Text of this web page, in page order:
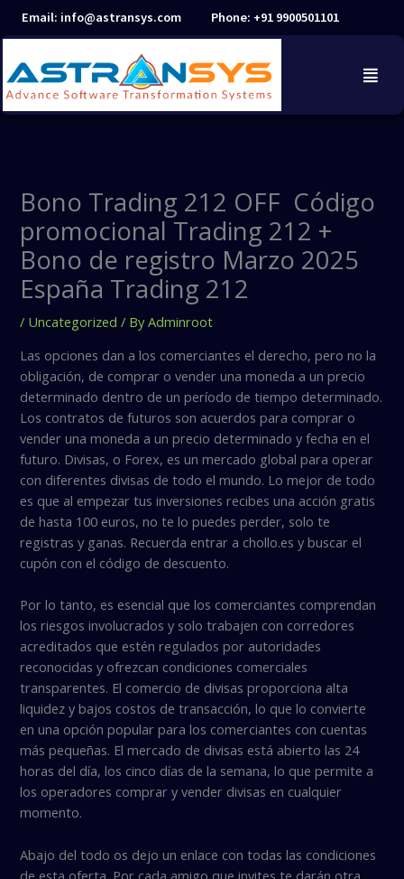
SkipEmail: info@astransys.com Phone: +91 9900501101
Bono Trading 212 OFF ️ Código
promocional Trading 212 +
Bono de registro Marzo 2025
España Trading 212
/ Uncategorized / ByAdminroot
Las opciones dan a los comerciantes el derecho, pero no la
obligación, de comprar o vender una moneda a un precio
determinado dentro de un período de tiempo determinado.
Los contratos de futuros son acuerdos para comprar o
vender una moneda a un precio determinado y fecha en el
futuro. Divisas, o Forex, es un mercado global para operar
con diferentes divisas de todo el mundo. Lo mejor de todo
es que al empezar tus inversiones recibes una acción gratis
de hasta 100 euros, no te lo puedes perder, solo te
registras y ganas. Recuerda entrar a chollo.es y buscar el
cupón con el código de descuento.
Por lo tanto, es esencial que los comerciantes comprendan
los riesgos involucrados y solo trabajen con corredores
acreditados que estén regulados por autoridades
reconocidas y ofrezcan condiciones comerciales
transparentes. El comercio de divisas proporciona alta
liquidez y bajos costos de transacción, lo que lo convierte
en una opción popular para los comerciantes con cuentas
más pequeñas. El mercado de divisas está abierto las 24
horas del día, los cinco días de la semana, lo que permite a
los operadores comprar y vender divisas en cualquier
momento.
Abajo del todo os dejo un enlace con todas las condiciones
de esta oferta. Por cada amigo que invites te darán otra